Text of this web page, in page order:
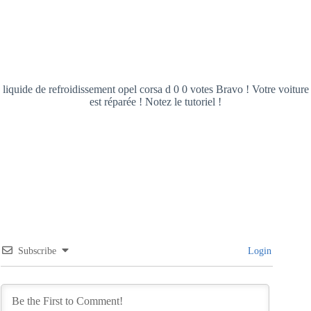
liquide de refroidissement opel corsa d 0 0 votes Bravo ! Votre voiture
est réparée ! Notez le tutoriel !
Subscribe Login